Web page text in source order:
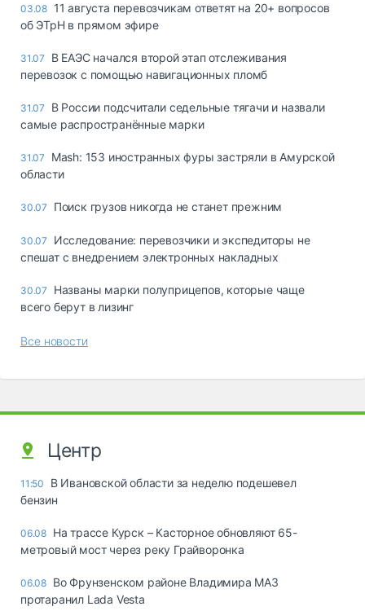
03.08 11 августа перевозчикам ответят на 20+ вопросов
об ЭТрН в прямом эфире
31.07
В ЕАЭС начался второй этап отслеживания
перевозок с помощью навигационных пломб
31.07
В России подсчитали седельные тягачи и назвали
самые распространённые марки
31.07
Mash: 153 иностранных фуры застряли в Амурской
области
30.07 Поиск грузов никогда не станет прежним
30.07
Исследование: перевозчики и экспедиторы не
спешат с внедрением электронных накладных
30.07
Названы марки полуприцепов, которые чаще
всего берут в лизинг
Все новости
Центр
11:50
В Ивановской области за неделю подешевел
бензин
06.08 На трассе Курск – Касторное обновляют 65-
метровый мост через реку Грайворонка
06.08 Во Фрунзенском районе Владимира МАЗ
протаранил Lada Vesta